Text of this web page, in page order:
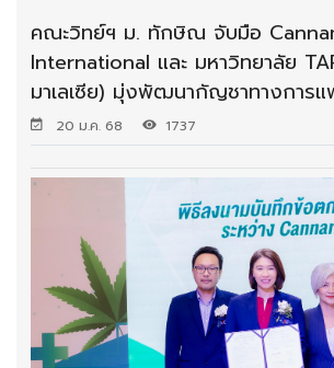
คณะวิทย์ฯ ม. ทักษิณ จับมือ
International และ มหาวิทยาลัย
มาเลเซีย) มุ่งพัฒนากัญชาทางการ
20 ม.ค. 68 1737